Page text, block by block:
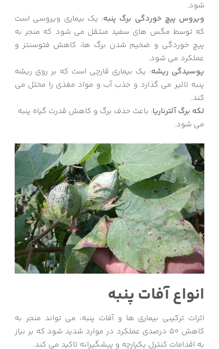
شود.
ویروس پیچ خوردگی برگ پنبه: یک بیماری ویروسی است
که توسط مگس های سفید منتقل می شود که منجر به
پیچ خوردگی و ضخیم شدن برگ ها، کاهش فتوسنتز و
عملکرد می شود.
پوسیدگی ریشه: یک بیماری قارچی است که بر روی ریشه
پنبه تاثیر می گذارد و جذب آب و مواد مغذی را مختل می
کند.
لکه برگ آلترناریا: باعث حذف برگ و کاهش قدرت گیاه پنبه
می شود.
انواع آفات پنبه
اثرات ترکیبی بیماری ها و آفات پنبه، می تواند منجر به
کاهش 50 درصدی عملکرد در موارد شدید شود که بر نیاز
به اقدامات کنترل یکپارچه و پیشگیرانه تاکید می کند.